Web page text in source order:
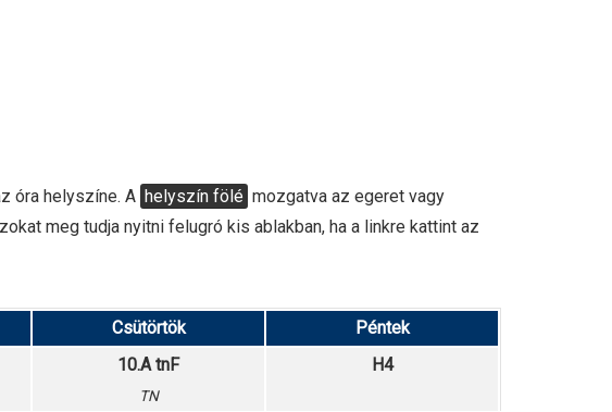
óra helyszíne. A helyszín fölé mozgatva az egeret vagy
meg tudja nyitni felugró kis ablakban, ha a linkre kattint az
Csütörtök Péntek
10.A tnF
TN
H4